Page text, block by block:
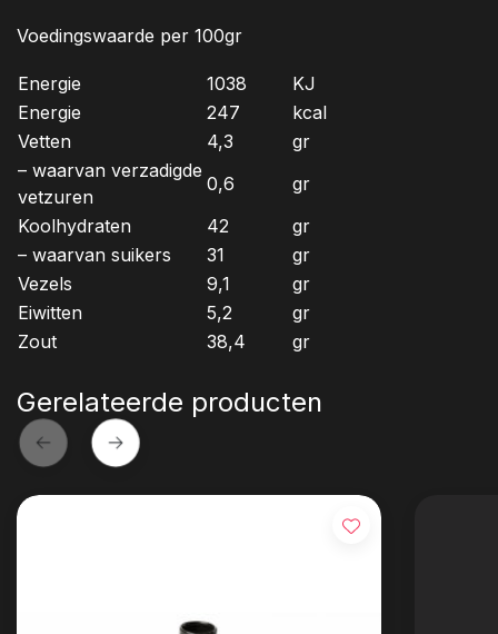
Voedingswaarde per 100gr
Energie 1038
KJ
Energie
247
kcal
Vetten
4,3
gr
– waarvan verzadigde
vetzuren
0,6
gr
Koolhydraten
42
gr
– waarvan suikers
31
gr
Vezels
9,1
gr
Eiwitten
5,2
gr
Zout
38,4 gr
Gerelateerde producten